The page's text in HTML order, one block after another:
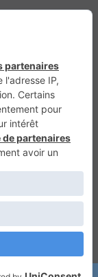
FullAttack MX2K